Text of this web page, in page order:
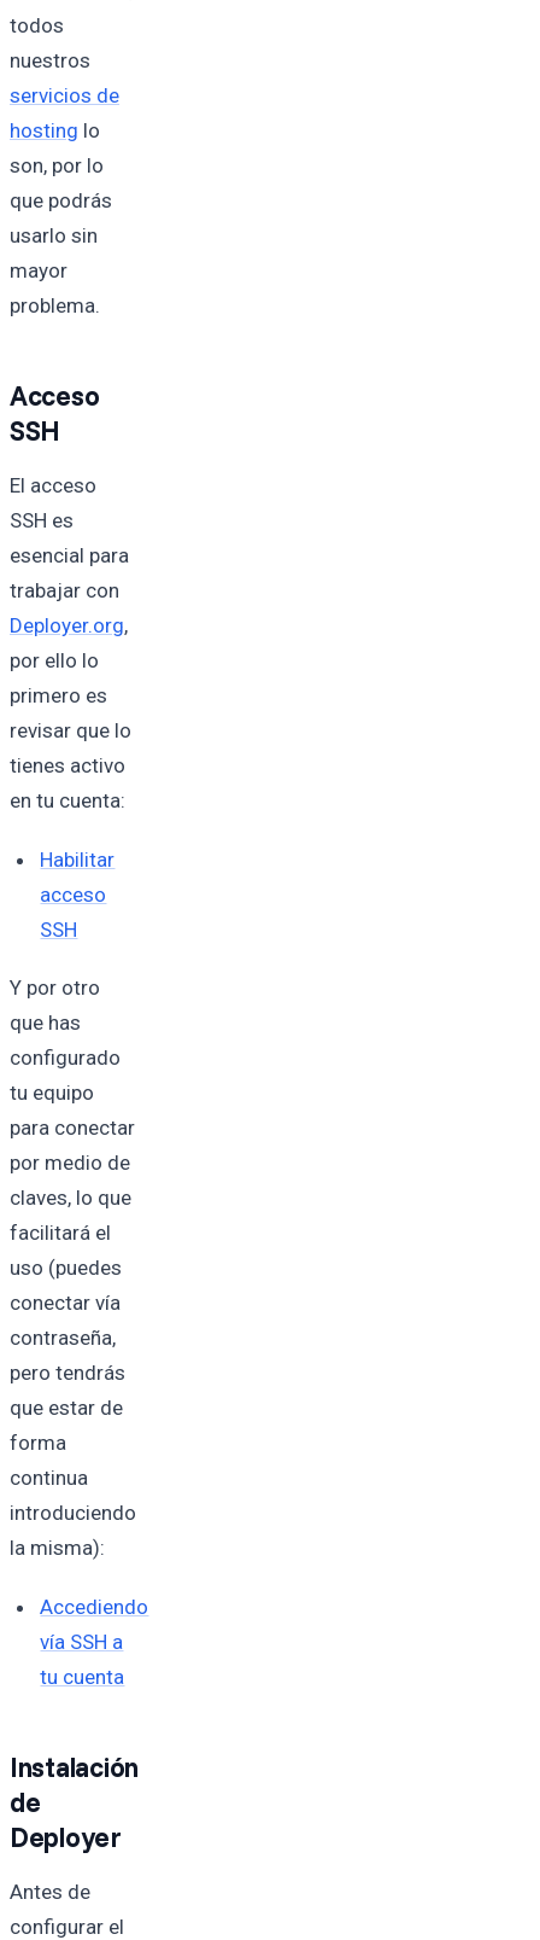
todos
nuestros
servicios de
hosting lo
son, por lo
que podrás
usarlo sin
mayor
problema.
Acceso
SSH
El acceso
SSH es
esencial para
trabajar con
Deployer.org,
por ello lo
primero es
revisar que lo
tienes activo
en tu cuenta:
Habilitar
acceso
SSH
Y por otro
que has
configurado
tu equipo
para conectar
por medio de
claves, lo que
facilitará el
uso (puedes
conectar vía
contraseña,
pero tendrás
que estar de
forma
continua
introduciendo
la misma):
Accediendo
vía SSH a
tu cuenta
Instalación
de
Deployer
Antes de
configurar el